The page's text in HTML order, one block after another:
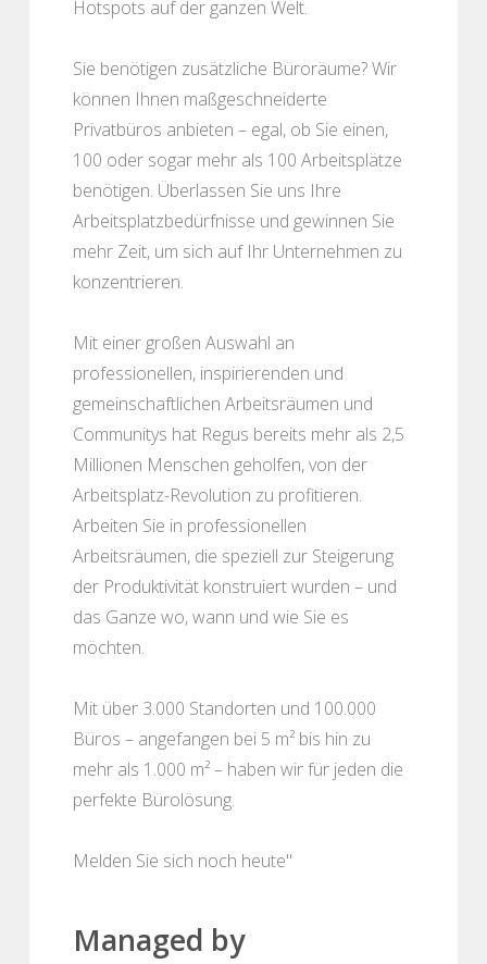
Hotspots auf der ganzen Welt.
Sie benötigen zusätzliche Büroräume? Wir
können Ihnen maßgeschneiderte
Privatbüros anbieten – egal, ob Sie einen,
100 oder sogar mehr als 100 Arbeitsplätze
benötigen. Überlassen Sie uns Ihre
Arbeitsplatzbedürfnisse und gewinnen Sie
mehr Zeit, um sich auf Ihr Unternehmen zu
konzentrieren.
Mit einer großen Auswahl an
professionellen, inspirierenden und
gemeinschaftlichen Arbeitsräumen und
Communitys hat Regus bereits mehr als 2,5
Millionen Menschen geholfen, von der
Arbeitsplatz-Revolution zu profitieren.
Arbeiten Sie in professionellen
Arbeitsräumen, die speziell zur Steigerung
der Produktivität konstruiert wurden – und
das Ganze wo, wann und wie Sie es
möchten.
Mit über 3.000 Standorten und 100.000
Büros – angefangen bei 5 m² bis hin zu
mehr als 1.000 m² – haben wir für jeden die
perfekte Bürolösung.
Melden Sie sich noch heute"
Managed by